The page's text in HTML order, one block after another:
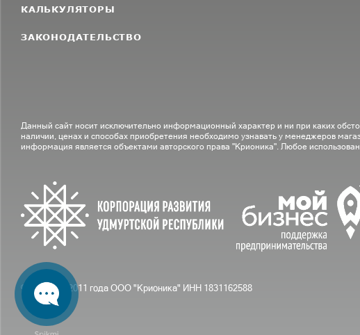
КАЛЬКУЛЯТОРЫ
ЗАКОНОДАТЕЛЬСТВО
Данный сайт носит исключительно информационный характер и ни при каких
наличии, ценах и способах приобретения необходимо узнавать у менеджеров
информация является объектами авторского права "Крионика". Любое
© С вами с 2011 года ООО "Крионика" ИНН 1831162588